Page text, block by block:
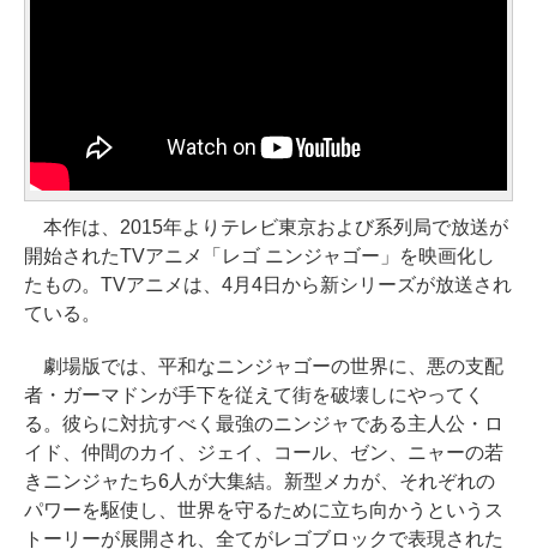
本作は、2015年よりテレビ東京および系列局で放送が
開始されたTVアニメ「レゴ ニンジャゴー」を映画化し
たもの。TVアニメは、4月4日から新シリーズが放送され
ている。
劇場版では、平和なニンジャゴーの世界に、悪の支配
者・ガーマドンが手下を従えて街を破壊しにやってく
る。彼らに対抗すべく最強のニンジャである主人公・ロ
イド、仲間のカイ、ジェイ、コール、ゼン、ニャーの若
きニンジャたち6人が大集結。新型メカが、それぞれの
パワーを駆使し、世界を守るために立ち向かうというス
トーリーが展開され、全てがレゴブロックで表現された